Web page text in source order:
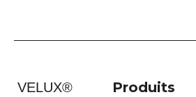
VELUX®
Produits